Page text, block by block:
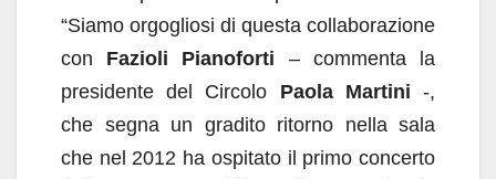
“Siamo orgogliosi di questa collaborazione
con Fazioli Pianoforti – commenta la
presidente del Circolo Paola Martini -,
che segna un gradito ritorno nella sala
che nel 2012 ha ospitato il primo concerto